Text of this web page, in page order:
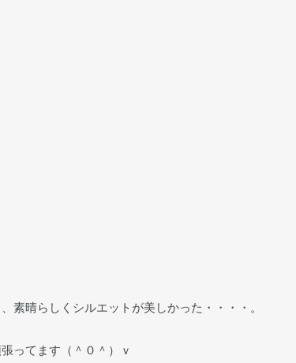
素晴らしくシルエットが美しかった・・・・。
ってます（＾０＾）ｖ